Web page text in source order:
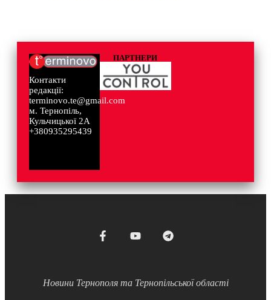
Контакти
редакції:
terminovo.te@gmail.com
м. Тернопіль,
Кульчицької 2А
+380935295439
ПАРТНЕРИ
Новини Тернополя та Тернопільської області